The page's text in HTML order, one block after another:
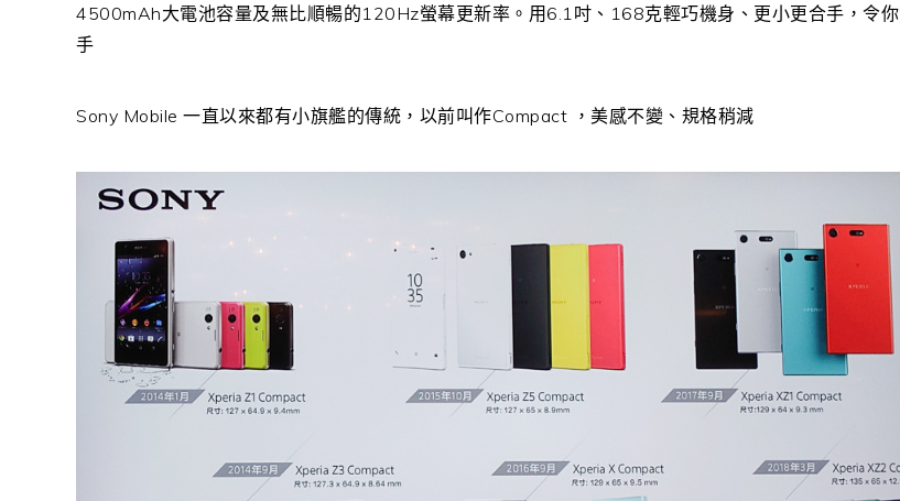
4500mAh大電池容量及無比順暢的120Hz螢幕更新率。用6.1吋、168克輕巧機身、更小更合手，令
手
Sony Mobile 一直以來都有小旗艦的傳統，以前叫作Compact ，美感不變、規格稍減